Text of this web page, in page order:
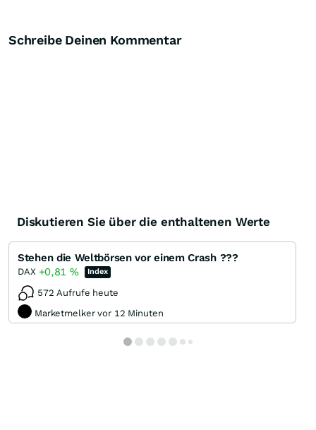
Schreibe Deinen Kommentar
Diskutieren Sie über die enthaltenen Werte
Stehen die Weltbörsen vor einem Crash ???
DAX +0,81 % Index
572 Aufrufe heute
Marketmelker vor 12 Minuten